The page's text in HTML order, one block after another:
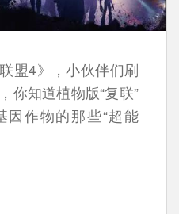
盟4》，小伙伴们刷
你知道植物版“复联”
因作物的那些“超能